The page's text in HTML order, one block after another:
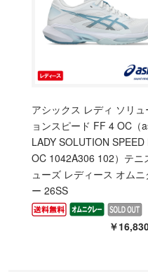
アシックス レディ ソリュ
ョンスピード FF 4 OC（
LADY SOLUTION
OC 1042A306 102）テニ
ューズ レディース オムニ
ー 26SS
￥